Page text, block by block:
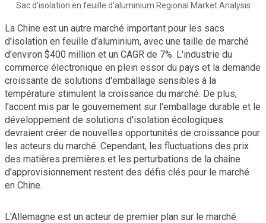
Sac d'isolation en feuille d'aluminium Regional Market Analysis
La Chine est un autre marché important pour les sacs
d'isolation en feuille d'aluminium, avec une taille de marché
d'environ $400 million et un CAGR de 7%. L'industrie du
commerce électronique en plein essor du pays et la demande
croissante de solutions d'emballage sensibles à la
température stimulent la croissance du marché. De plus,
l'accent mis par le gouvernement sur l'emballage durable et le
développement de solutions d'isolation écologiques
devraient créer de nouvelles opportunités de croissance pour
les acteurs du marché. Cependant, les fluctuations des prix
des matières premières et les perturbations de la chaîne
d'approvisionnement restent des défis clés pour le marché
en Chine.
L'Allemagne est un acteur de premier plan sur le marché